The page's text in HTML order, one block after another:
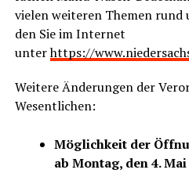
vie­len wei­te­ren The­men
den Sie im Inter­net
unterhttps://
Wei­te­re Ände­run­gen der
Wesentlichen:
Mög­lich­keit der
ab Mon­tag, den 4. Mai